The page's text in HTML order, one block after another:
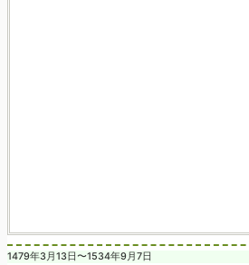
1479年3月13日〜1534年9月7日